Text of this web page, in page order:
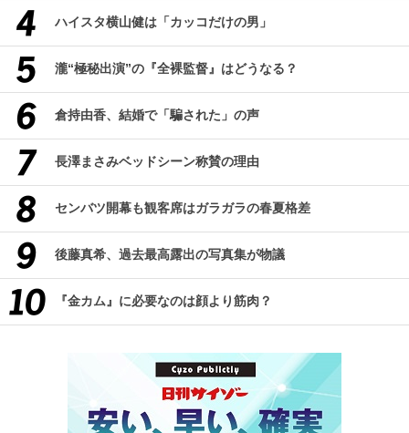
ハイスタ横山健は「カッコだけの男」
瀧“極秘出演”の『全裸監督』はどうなる？
倉持由香、結婚で「騙された」の声
長澤まさみベッドシーン称賛の理由
センバツ開幕も観客席はガラガラの春夏格差
後藤真希、過去最高露出の写真集が物議
『金カム』に必要なのは顔より筋肉？